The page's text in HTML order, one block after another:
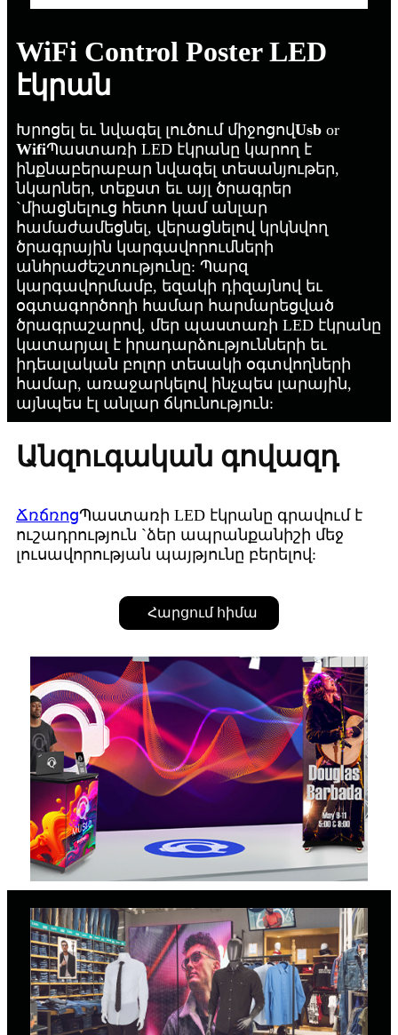
WiFi Control Poster LED
էկրան
Խրոցել եւ նվագել լուծում միջոցովUsb or
WifiՊաստառի LED էկրանը կարող է
ինքնաբերաբար նվագել տեսանյութեր,
նկարներ, տեքստ եւ այլ ծրագրեր
`միացնելուց հետո կամ անլար
համաժամեցնել, վերացնելով կրկնվող
ծրագրային կարգավորումների
անհրաժեշտությունը: Պարզ
կարգավորմամբ, եզակի դիզայնով եւ
օգտագործողի համար հարմարեցված
ծրագրաշարով, մեր պաստառի LED էկրանը
կատարյալ է իրադարձությունների եւ
իդեալական բոլոր տեսակի օգտվողների
համար, առաջարկելով ինչպես լարային,
այնպես էլ անլար ճկունություն:
Անզուգական գովազդ
ՃռճռոցՊաստառի LED էկրանը գրավում է
ուշադրություն `ձեր ապրանքանիշի մեջ
լուսավորության պայթյունը բերելով:
Հարցում հիմա